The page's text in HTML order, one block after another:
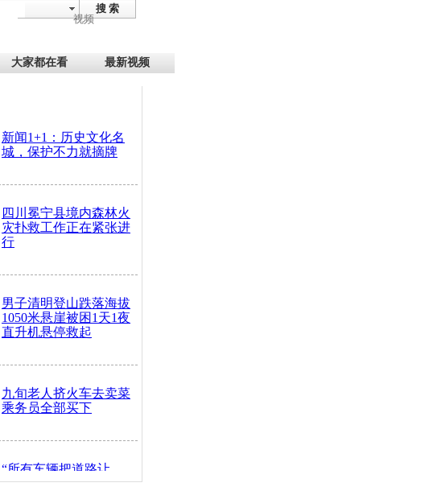
搜 索
视频
大家都在看 最新视频
新闻1+1：历史文化名
城，保护不力就摘牌
四川冕宁县境内森林火
灾扑救工作正在紧张进
行
男子清明登山跌落海拔
1050米悬崖被困1天1夜
直升机悬停救起
九旬老人挤火车去卖菜
乘务员全部买下
“所有车辆把道路让
开！”儿童突发疾病交